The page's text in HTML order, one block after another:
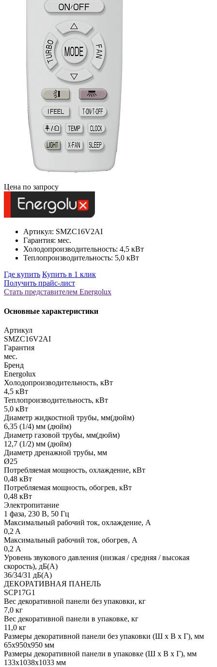
Цена по запросу
Артикул: SMZC16V2AI
Гарантия: мес.
Холодопроизводительность: 4,5 кВт
Теплопроизводительность: 5,0 кВт
Где купить Купить в 1 клик
Получить прайс-лист
Стать представителем Еnergolux
Основные характеристики
Артикул
SMZC16V2AI
Гарантия
мес.
Бренд
Energolux
Холодопроизводительность, кВт
4,5 кВт
Теплопроизводительность, кВт
5,0 кВт
Диаметр жидкостной трубы, мм(дюйм)
6,35 (1/4) мм (дюйм)
Диаметр газовой трубы, мм(дюйм)
12,7 (1/2) мм (дюйм)
Диаметр дренажной трубы, мм
Ø25
Потребляемая мощность, охлаждение, кВт
0,48 кВт
Потребляемая мощность, обогрев, кВт
0,48 кВт
Электропитание
1 фаза, 230 В, 50 Гц
Максимальный рабочий ток, охлаждение, А
0,2 A
Максимальный рабочий ток, обогрев, А
0,2 А
Уровень звукового давления (низкая / средняя / высокая
скорость), дБ(А)
36/34/31 дБ(А)
ДЕКОРАТИВНАЯ ПАНЕЛЬ
SCP17G1
Вес декоративной панели без упаковки, кг
7,0 кг
Вес декоративной панели в упаковке, кг
11,0 кг
Размеры декоративной панели без упаковки (Ш х В х Г), мм
65x950x950 мм
Размеры декоративной панели в упаковке (Ш х В х Г), мм
133x1038x1033 мм